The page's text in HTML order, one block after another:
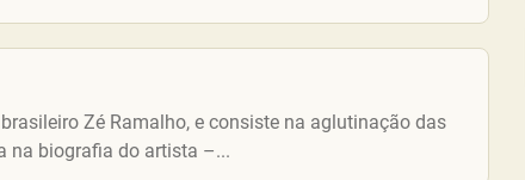
Zé Ramalho, e consiste na aglutinação das
na biografia do artista –...